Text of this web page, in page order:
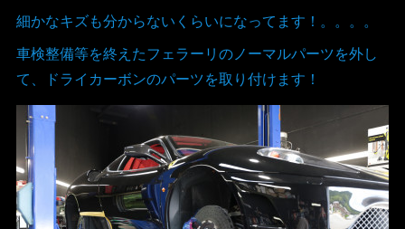
細かなキズも分からないくらいになってます！。。。。
車検整備等を終えたフェラーリのノーマルパーツを外し
て、ドライカーボンのパーツを取り付けます！